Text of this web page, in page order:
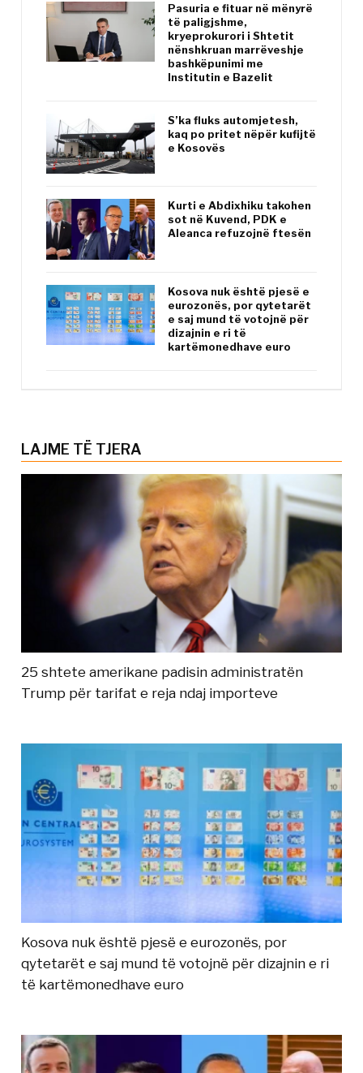
Pasuria e fituar në mënyrë
të paligjshme,
kryeprokurori i Shtetit
nënshkruan marrëveshje
bashkëpunimi me
Institutin e Bazelit
S’ka fluks automjetesh,
kaq po pritet nëpër kufijtë
e Kosovës
Kurti e Abdixhiku takohen
sot në Kuvend, PDK e
Aleanca refuzojnë ftesën
Kosova nuk është pjesë e
eurozonës, por qytetarët
e saj mund të votojnë për
dizajnin e ri të
kartëmonedhave euro
LAJME TË TJERA
25 shtete amerikane padisin administratën
Trump për tarifat e reja ndaj importeve
Kosova nuk është pjesë e eurozonës, por
qytetarët e saj mund të votojnë për dizajnin e ri
të kartëmonedhave euro